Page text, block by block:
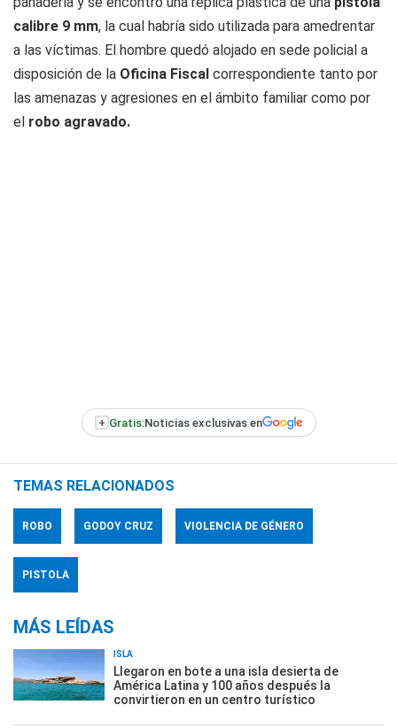
calibre 9 mm, la cual habría sido utilizada para amedrentar
a las víctimas. El hombre quedó alojado en sede policial a
disposición de la Oficina Fiscal correspondiente tanto por
las amenazas y agresiones en el ámbito familiar como por
el robo agravado.
+ Gratis:Noticias exclusivas en
TEMAS RELACIONADOS
ROBO GODOY CRUZ VIOLENCIA DE GÉNERO
PISTOLA
MÁS LEÍDAS
ISLA
Llegaron en bote a una isla desierta de
América Latina y 100 años después la
convirtieron en un centro turístico